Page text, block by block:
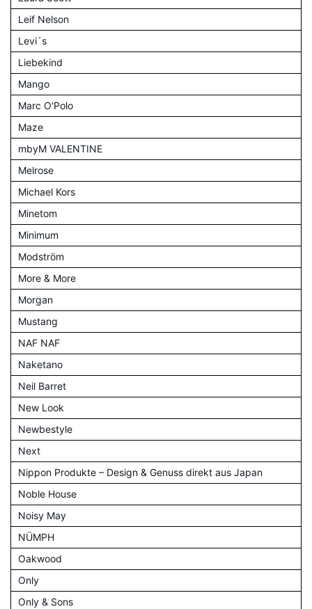
Leif Nelson
Levi´s
Liebekind
Mango
Marc O'Polo
Maze
mbyM VALENTINE
Melrose
Michael Kors
Minetom
Minimum
Modström
More & More
Morgan
Mustang
NAF NAF
Naketano
Neil Barret
New Look
Newbestyle
Next
Nippon Produkte – Design & Genuss direkt aus Japan
Noble House
Noisy May
NÜMPH
Oakwood
Only
Only & Sons